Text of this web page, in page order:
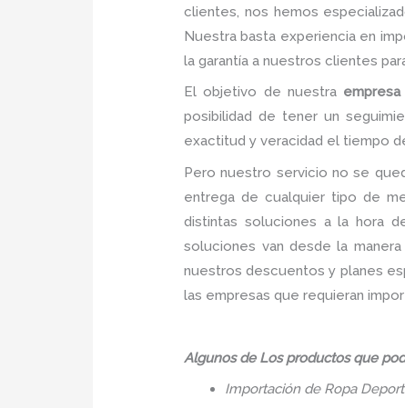
clientes, nos hemos
Nuestra basta experiencia en
la garantía a nuestros clientes
El objetivo de nuestra
posibilidad de tener un
exactitud y veracidad el tiempo
Pero nuestro servicio no se
entrega de cualquier tipo de
distintas soluciones a la hora
soluciones van desde la
nuestros descuentos y planes
las empresas que requieran
Algunos de Los productos que
Importación de Ropa